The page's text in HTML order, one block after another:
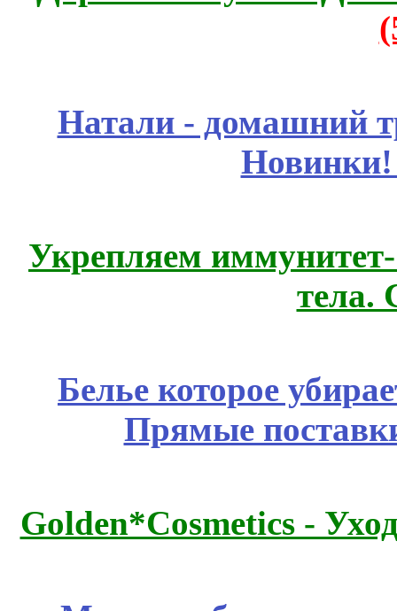
Натали - домашний
Укрепляем
тела.
Белье которое
Прямые
Golden*Cosmetics -